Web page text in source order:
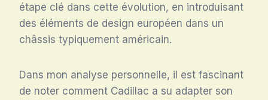
étape clé dans cette évolution, en introduisant
des éléments de design européen dans un
châssis typiquement américain.
Dans mon analyse personnelle, il est fascinant
de noter comment Cadillac a su adapter son